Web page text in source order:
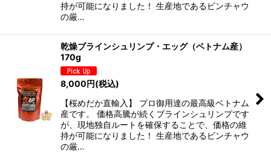
持が可能になりました！ 生産地であるビンチャウ
の厳…
乾燥ブラインシュリンプ・エッグ（ベトナム産）
170g
8,000円(税込)
【桜めだか直輸入】 プロ御用達の最高級ベトナム
産です。 価格高騰が続くブラインシュリンプです
が、現地独自ルートを確保することで、価格の維
持が可能になりました！ 生産地であるビンチャウ
の厳…